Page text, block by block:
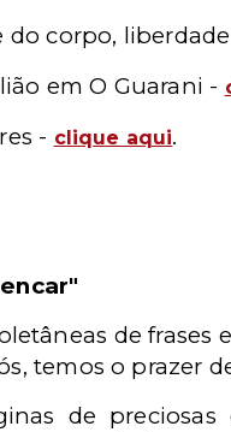
do corpo,
em O Guarani -
- clique aqui.
de frases
temos o prazer
de